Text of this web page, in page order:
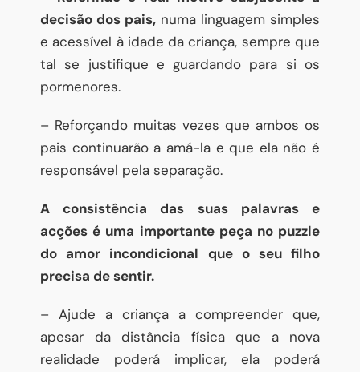
decisão dos pais, numa linguagem simples
e acessível à idade da criança, sempre que
tal se justifique e guardando para si os
pormenores.
– Reforçando muitas vezes que ambos os
pais continuarão a amá-la e que ela não é
responsável pela separação.
A consistência das suas palavras e
acções é uma importante peça no puzzle
do amor incondicional que o seu filho
precisa de sentir.
– Ajude a criança a compreender que,
apesar da distância física que a nova
realidade poderá implicar, ela poderá